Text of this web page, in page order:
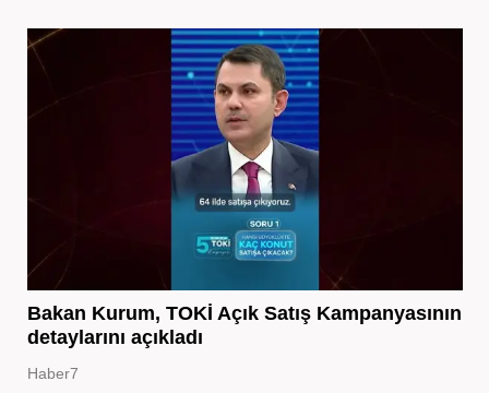
Bakan Kurum, TOKİ Açık Satış Kampanyasının
detaylarını açıkladı
Haber7